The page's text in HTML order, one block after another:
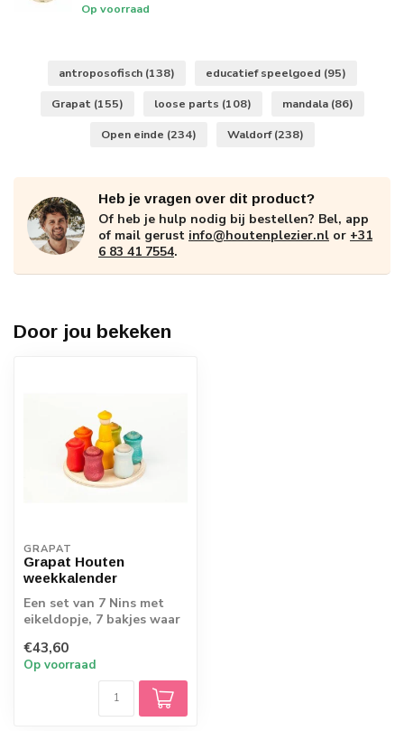
Op voorraad
antroposofisch (138) educatief speelgoed (95)
Grapat (155) loose parts (108) mandala (86)
Open einde (234) Waldorf(238)
Heb je vragen over dit product?
Of heb je hulp nodig bij bestellen? Bel, app
of mail gerust info@houtenplezier.nl or +31
6 83 41 7554.
Door jou bekeken
GRAPAT
Grapat Houten
weekkalender
Een set van 7 Nins met
eikeldopje, 7 bakjes waar
ronde ...
€43,60
Op voorraad